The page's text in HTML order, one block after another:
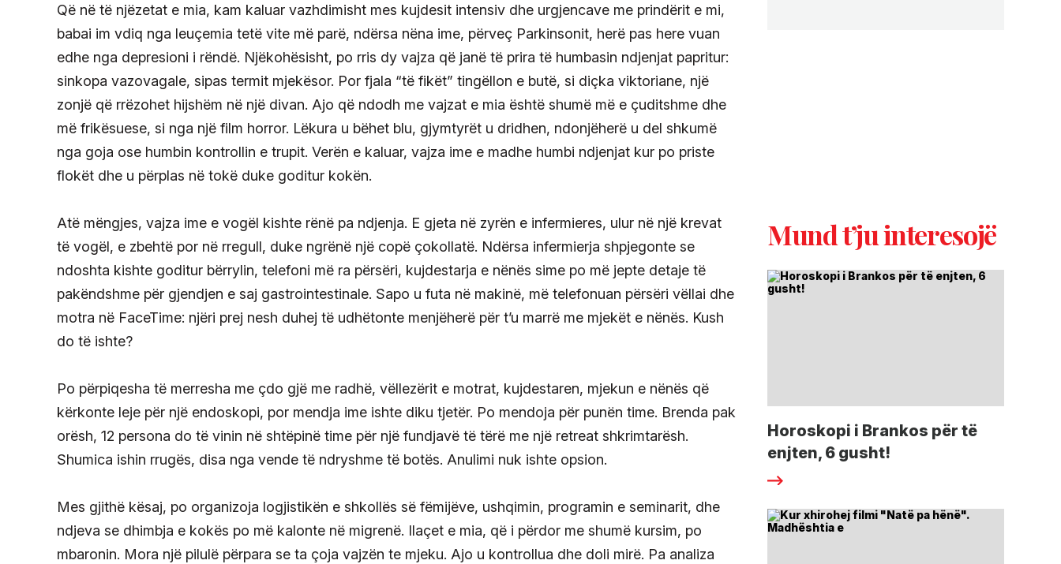
Që në të njëzetat e mia, kam kaluar vazhdimisht mes kujdesit intensiv dhe urgjencave me prindërit e mi,
babai im vdiq nga leuçemia tetë vite më parë, ndërsa nëna ime, përveç Parkinsonit, herë pas here vuan
edhe nga depresioni i rëndë. Njëkohësisht, po rris dy vajza që janë të prira të humbasin ndjenjat papritur:
sinkopa vazovagale, sipas termit mjekësor. Por fjala “të fikët” tingëllon e butë, si diçka viktoriane, një
zonjë që rrëzohet hijshëm në një divan. Ajo që ndodh me vajzat e mia është shumë më e çuditshme dhe
më frikësuese, si nga një film horror. Lëkura u bëhet blu, gjymtyrët u dridhen, ndonjëherë u del shkumë
nga goja ose humbin kontrollin e trupit. Verën e kaluar, vajza ime e madhe humbi ndjenjat kur po priste
flokët dhe u përplas në tokë duke goditur kokën.
Atë mëngjes, vajza ime e vogël kishte rënë pa ndjenja. E gjeta në zyrën e infermieres, ulur në një krevat
të vogël, e zbehtë por në rregull, duke ngrënë një copë çokollatë. Ndërsa infermierja shpjegonte se
ndoshta kishte goditur bërrylin, telefoni më ra përsëri, kujdestarja e nënës sime po më jepte detaje të
pakëndshme për gjendjen e saj gastrointestinale. Sapo u futa në makinë, më telefonuan përsëri vëllai dhe
motra në FaceTime: njëri prej nesh duhej të udhëtonte menjëherë për t’u marrë me mjekët e nënës. Kush
do të ishte?
Po përpiqesha të merresha me çdo gjë me radhë, vëllezërit e motrat, kujdestaren, mjekun e nënës që
kërkonte leje për një endoskopi, por mendja ime ishte diku tjetër. Po mendoja për punën time. Brenda pak
orësh, 12 persona do të vinin në shtëpinë time për një fundjavë të tërë me një retreat shkrimtarësh.
Shumica ishin rrugës, disa nga vende të ndryshme të botës. Anulimi nuk ishte opsion.
Mes gjithë kësaj, po organizoja logjistikën e shkollës së fëmijëve, ushqimin, programin e seminarit, dhe
ndjeva se dhimbja e kokës po më kalonte në migrenë. Ilaçet e mia, që i përdor me shumë kursim, po
mbaronin. Mora një pilulë përpara se ta çoja vajzën te mjeku. Ajo u kontrollua dhe doli mirë. Pa analiza
Mund t’ju interesojë
Horoskopi i Brankos për të
enjten, 6 gusht!